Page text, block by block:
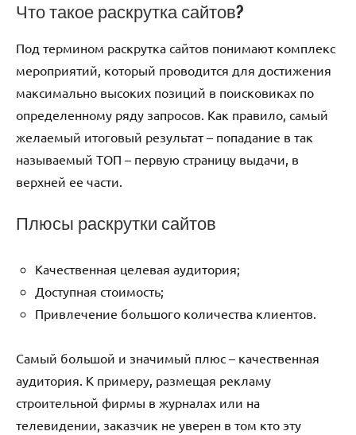
Что такое раскрутка сайтов?
Под термином раскрутка сайтов понимают комплекс
мероприятий, который проводится для достижения
максимально высоких позиций в поисковиках по
определенному ряду запросов. Как правило, самый
желаемый итоговый результат – попадание в так
называемый ТОП – первую страницу выдачи, в
верхней ее части.
Плюсы раскрутки сайтов
Качественная целевая аудитория;
Доступная стоимость;
Привлечение большого количества клиентов.
Самый большой и значимый плюс – качественная
аудитория. К примеру, размещая рекламу
строительной фирмы в журналах или на
телевидении, заказчик не уверен в том кто эту